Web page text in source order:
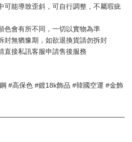
可能導致歪斜，可自行調整，不屬瑕疵
色會有所不同，一切以實物為準
封無猶豫期，如欲退換貨請勿拆封
接私訊客服申請售後服務
#高保色 #鍍18k飾品 #韓國空運 #金飾